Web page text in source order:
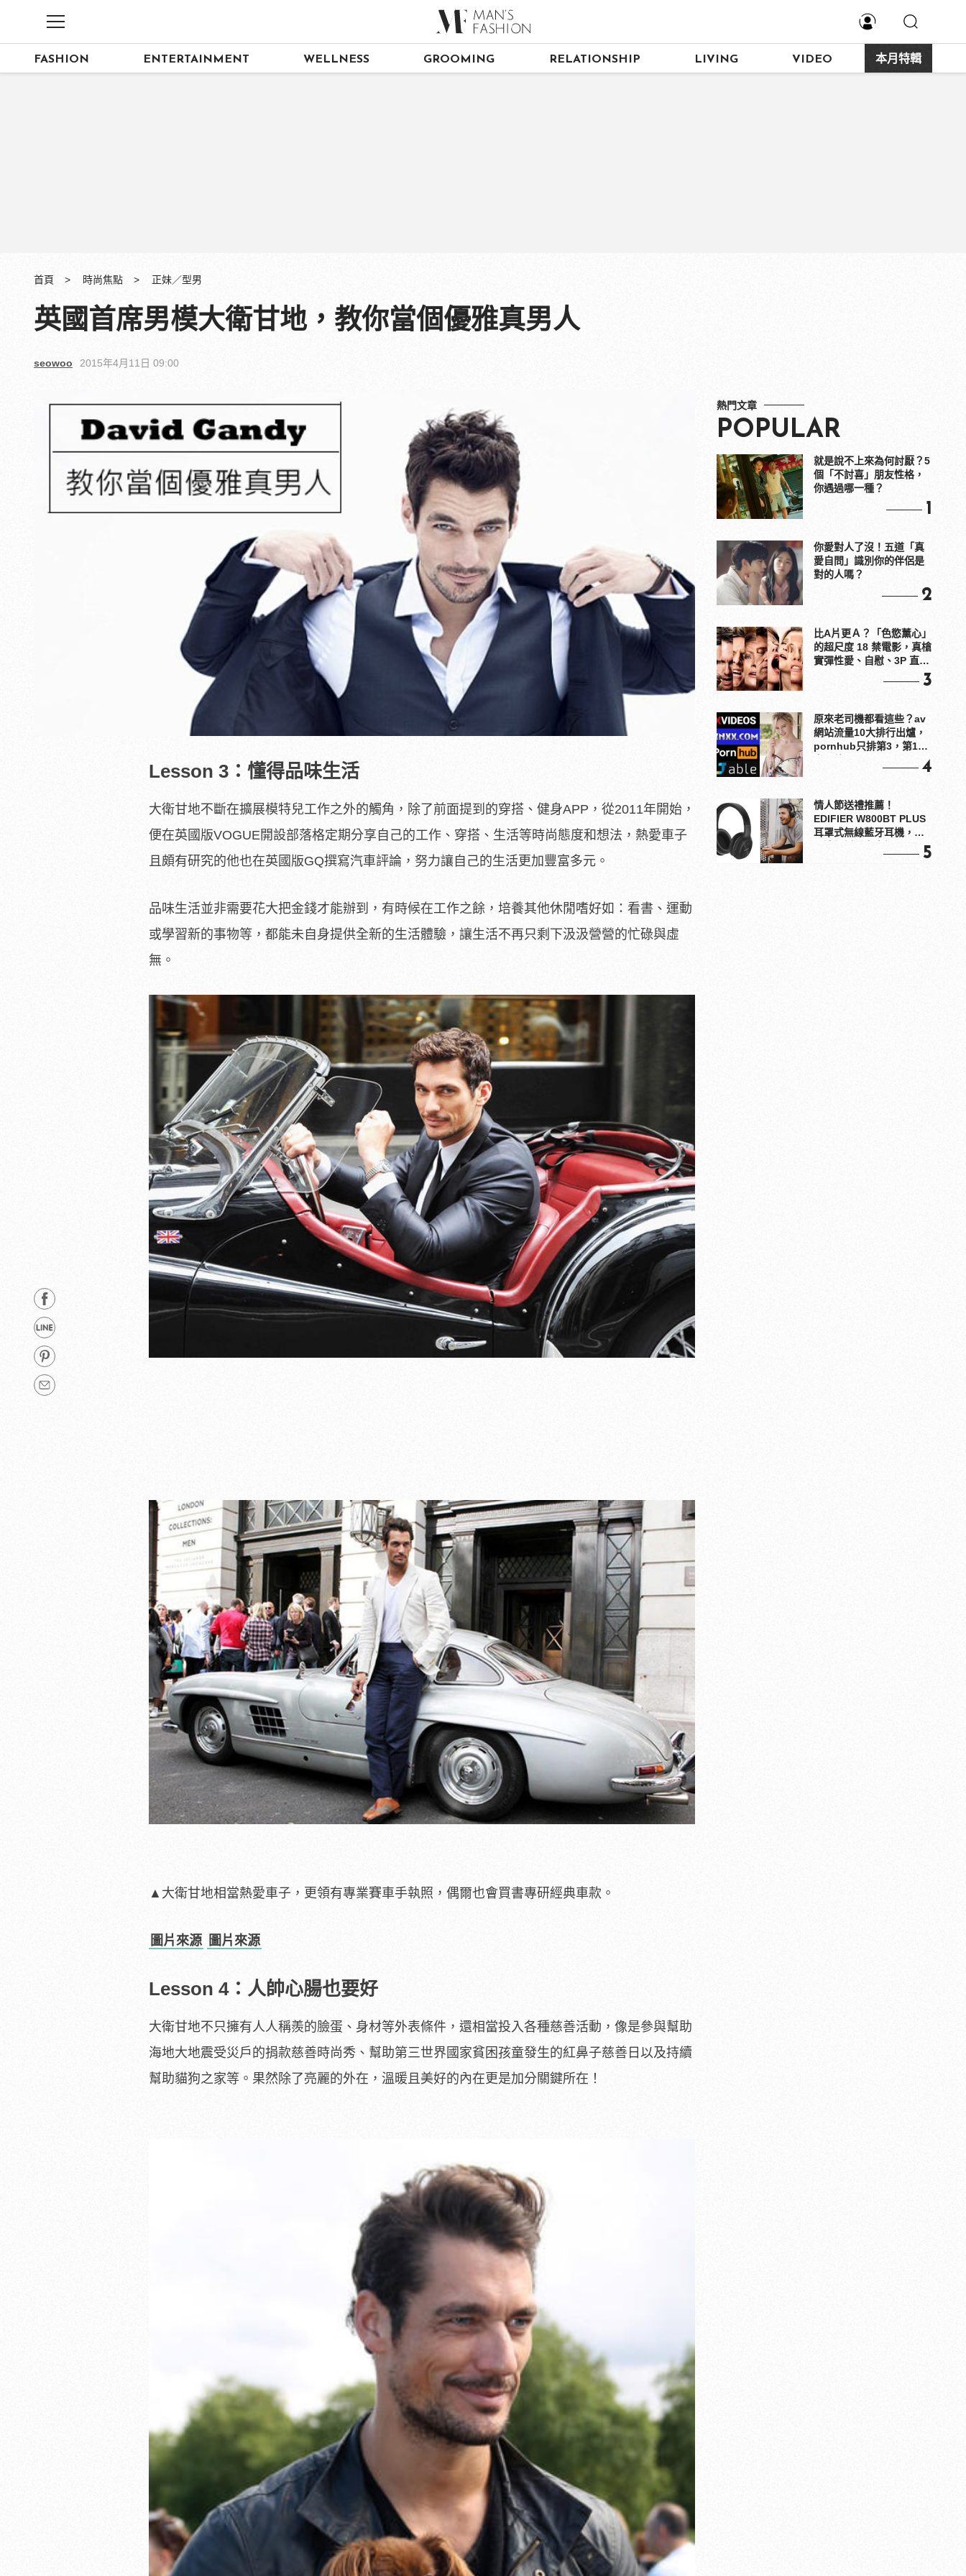
FASHION ENTERTAINMENT WELLNESS GROOMING RELATIONSHIP LIVING VIDEO 本月特輯
首頁 時尚焦點 正妹／型男
英國首席男模大衛甘地，教你當個優雅真男人
seowoo 2015年4月11日 09:00
Lesson 3：懂得品味生活
大衛甘地不斷在擴展模特兒工作之外的觸角，除了前面提到的穿搭、健身APP，從2011年開始，
便在英國版VOGUE開設部落格定期分享自己的工作、穿搭、生活等時尚態度和想法，熱愛車子
且頗有研究的他也在英國版GQ撰寫汽車評論，努力讓自己的生活更加豐富多元。
品味生活並非需要花大把金錢才能辦到，有時候在工作之餘，培養其他休閒嗜好如：看書、運動
或學習新的事物等，都能未自身提供全新的生活體驗，讓生活不再只剩下汲汲營營的忙碌與虛
無。
▲大衛甘地相當熱愛車子，更領有專業賽車手執照，偶爾也會買書專研經典車款。
圖片來源 圖片來源
Lesson 4：人帥心腸也要好
大衛甘地不只擁有人人稱羨的臉蛋、身材等外表條件，還相當投入各種慈善活動，像是參與幫助
海地大地震受災戶的捐款慈善時尚秀、幫助第三世界國家貧困孩童發生的紅鼻子慈善日以及持續
幫助貓狗之家等。果然除了亮麗的外在，溫暖且美好的內在更是加分關鍵所在！
熱門文章
POPULAR
就是說不上來為何討厭？5
個「不討喜」朋友性格，
你遇過哪一種？
1
你愛對人了沒！五道「真
愛自問」識別你的伴侶是
對的人嗎？
2
比A片更Ａ？「色慾薰心」
的超尺度 18 禁電影，真槍
實彈性愛、自慰、3P 直接
3
原來老司機都看這些？av
網站流量10大排行出爐，
pornhub只排第3，第1名
4
情人節送禮推薦！
EDIFIER W800BT PLUS
耳罩式無線藍牙耳機，在
5